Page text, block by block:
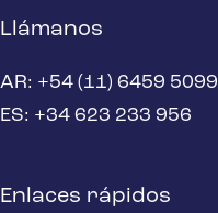
Llámanos
AR: +54 (11) 6459 5099
ES: +34 623 233 956
Enlaces rápidos